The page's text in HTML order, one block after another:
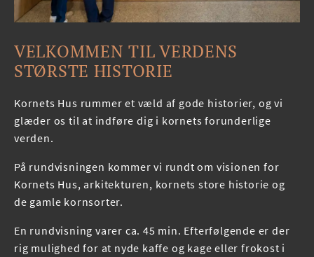
VELKOMMEN TIL VERDENS
STØRSTE HISTORIE
Kornets Hus rummer et væld af gode historier, og vi
glæder os til at indføre dig i kornets forunderlige
verden.
På rundvisningen kommer vi rundt om visionen for
Kornets Hus, arkitekturen, kornets store historie og
de gamle kornsorter.
En rundvisning varer ca. 45 min. Efterfølgende er der
rig mulighed for at nyde kaffe og kage eller frokost i